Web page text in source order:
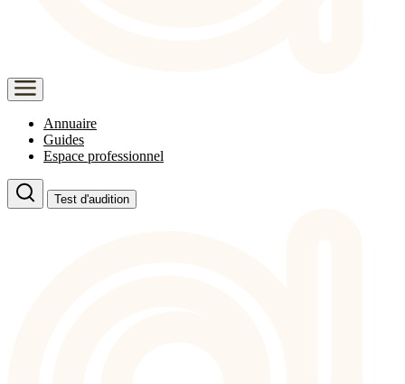
Annuaire
Guides
Espace professionnel
Test d'audition